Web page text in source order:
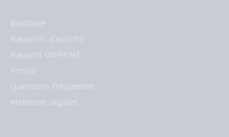
Brochure
Rapports d'activité
Rapport UNPRME
Presse
Questions fréquentes
Mentions légales